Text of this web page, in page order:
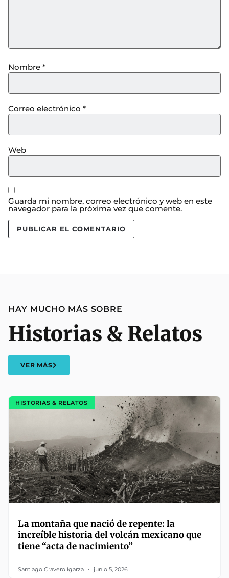
Nombre *
Correo electrónico *
Web
Guarda mi nombre, correo electrónico y web en este
navegador para la próxima vez que comente.
HAY MUCHO MÁS SOBRE
Historias & Relatos
VER MÁS
HISTORIAS & RELATOS
La montaña que nació de repente: la
increíble historia del volcán mexicano que
tiene “acta de nacimiento”
Santiago Cravero Igarza junio 5, 2026